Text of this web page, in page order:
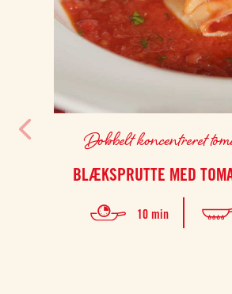
Dobbelt koncentreret
BLÆKSPRUTTE MED
10 min